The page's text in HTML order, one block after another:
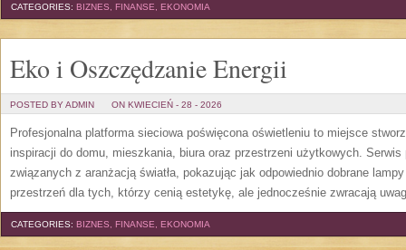
CATEGORIES: BIZNES, FINANSE, EKONOMIA
Eko i Oszczędzanie Energii
POSTED BY ADMIN ON KWIECIEŃ - 28 - 2026
Profesjonalna platforma sieciowa poświęcona oświetleniu to miejsce
inspiracji do domu, mieszkania, biura oraz przestrzeni użytkowych.
związanych z aranżacją światła, pokazując jak odpowiednio dobrane
przestrzeń dla tych, którzy cenią estetykę, ale jednocześnie zwracają
CATEGORIES: BIZNES, FINANSE, EKONOMIA